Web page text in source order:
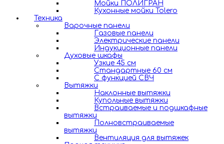
Мойки ПОЛИГРАН
Кухонные мойки Tolero
Техника
Варочные панели
Газовые панели
Электрические панели
Индукционные панели
Духовые шкафы
Узкие 45 см
Стандартные 60 см
С функцией СВЧ
Вытяжки
Наклонные вытяжки
Купольные вытяжки
Встраиваемые и подшкафные
вытяжки
Полновстраиваемые
вытяжки
Вентиляция для вытяжек